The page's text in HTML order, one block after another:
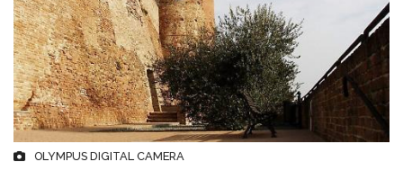
OLYMPUS DIGITAL CAMERA